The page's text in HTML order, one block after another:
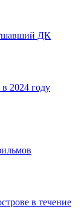
ДК
2024 году
в течение